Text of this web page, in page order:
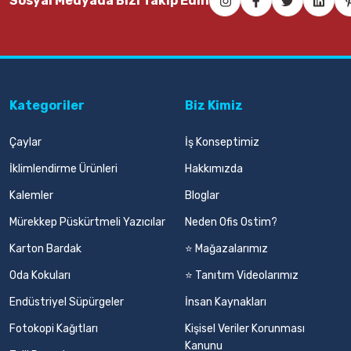
154,00 TL
Kategoriler
Çaylar
İklimlendirme Ürünleri
Kalemler
Mürekkep Püskürtmeli Yazıcılar
Karton Bardak
Oda Kokuları
Endüstriyel Süpürgeler
Fotokopi Kağıtları
Biz Kimiz
İş Konseptimiz
Hakkımızda
Bloglar
Neden Ofis Ostim?
⭐ Mağazalarımız
⭐ Tanıtım Videolarımız
İnsan Kaynakları
Kişisel Veriler Korunması
Kanunu